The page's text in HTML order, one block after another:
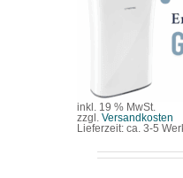
IN DEN
inkl. 19 % MwSt.
zzgl. Versandkosten
Lieferzeit: ca. 3-5